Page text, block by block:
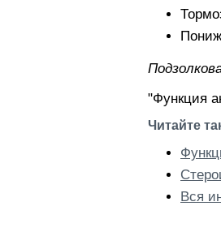
"Функция
Читайте
Вся